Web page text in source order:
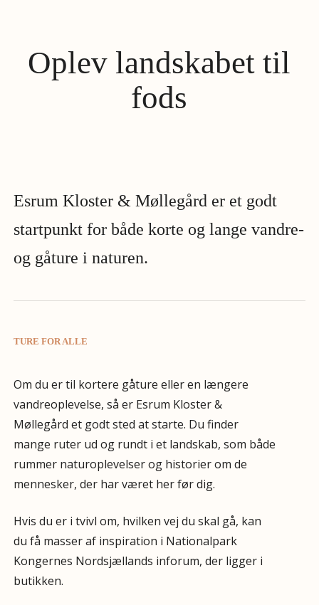
Oplev landskabet til
fods
Esrum Kloster & Møllegård er et godt
startpunkt for både korte og lange vandre-
og gåture i naturen.
TURE FOR ALLE
Om du er til kortere gåture eller en længere
vandreoplevelse, så er Esrum Kloster &
Møllegård et godt sted at starte. Du finder
mange ruter ud og rundt i et landskab, som både
rummer naturoplevelser og historier om de
mennesker, der har været her før dig.
Hvis du er i tvivl om, hvilken vej du skal gå, kan
du få masser af inspiration i Nationalpark
Kongernes Nordsjællands inforum, der ligger i
butikken.